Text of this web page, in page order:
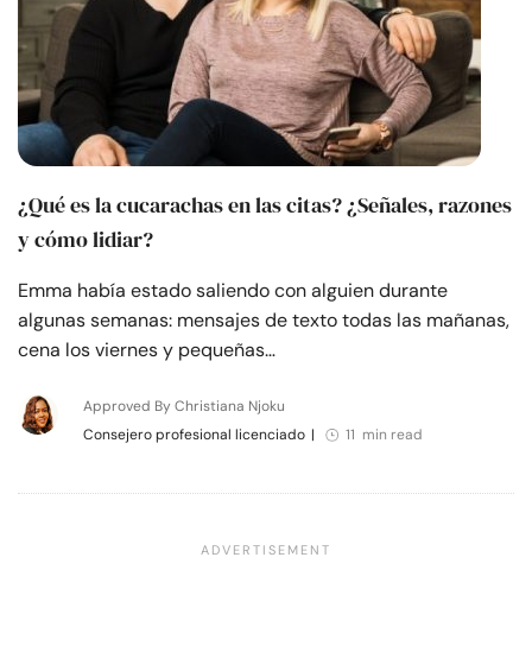
¿Qué es la cucarachas en las citas? ¿Señales, razones
y cómo lidiar?
Emma había estado saliendo con alguien durante
algunas semanas: mensajes de texto todas las mañanas,
cena los viernes y pequeñas…
Approved By Christiana Njoku
Consejero profesional licenciado | 11 min read